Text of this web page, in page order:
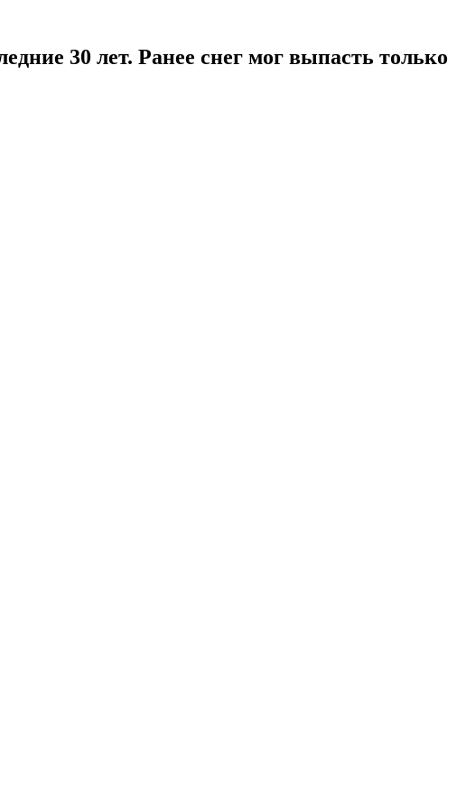
30 лет. Ранее снег мог выпасть только